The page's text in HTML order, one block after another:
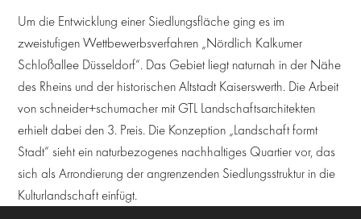
Um die Entwicklung einer Siedlungsfläche ging es im
zweistufigen Wettbewerbsverfahren „Nördlich Kalkumer
Schloßallee Düsseldorf“. Das Gebiet liegt naturnah in der Nähe
des Rheins und der historischen Altstadt Kaiserswerth. Die Arbeit
von schneider+schumacher mit GTL Landschaftsarchitekten
erhielt dabei den 3. Preis. Die Konzeption „Landschaft formt
Stadt“ sieht ein naturbezogenes nachhaltiges Quartier vor, das
sich als Arrondierung der angrenzenden Siedlungsstruktur in die
Kulturlandschaft einfügt.